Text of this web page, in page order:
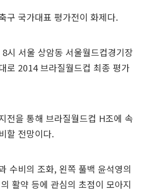
구 국가대표 평가전이 화제다.
시 서울 상암동 서울월드컵경기장
로 2014 브라질월드컵 최종 평가
전을 통해 브라질월드컵 H조에 속
할 전망이다.
수비의 조화, 왼쪽 풀백 윤석영의
활약 등에 관심의 초점이 모아지